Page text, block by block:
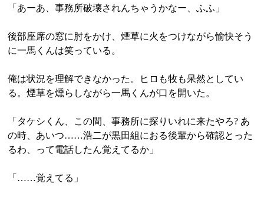
「あーあ、事務所破壊されんちゃうかなー、ふふ」
後部座席の窓に肘をかけ、煙草に火をつけながら愉快そう
に一馬くんは笑っている。
俺は状況を理解できなかった。ヒロも牧も呆然としてい
る。煙草を燻らしながら一馬くんが口を開いた。
「タケシくん、この間、事務所に探りいれに来たやろ? あ
の時、あいつ……浩二が黒田組におる後輩から確認とった
るわ、って電話したん覚えてるか」
「……覚えてる」